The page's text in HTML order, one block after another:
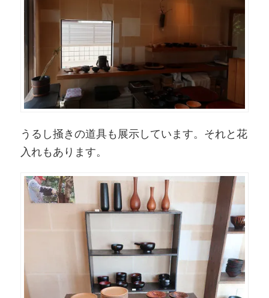
うるし掻きの道具も展示しています。それと花
入れもあります。